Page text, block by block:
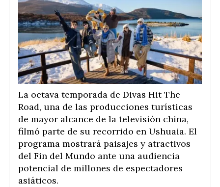
La octava temporada de Divas Hit The
Road, una de las producciones turísticas
de mayor alcance de la televisión china,
filmó parte de su recorrido en Ushuaia. El
programa mostrará paisajes y atractivos
del Fin del Mundo ante una audiencia
potencial de millones de espectadores
asiáticos.